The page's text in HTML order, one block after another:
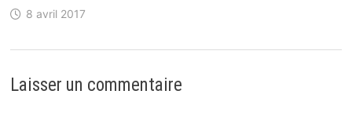
8 avril 2017
Laisser un commentaire